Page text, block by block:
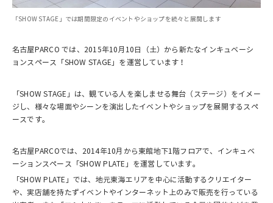
「SHOW STAGE」では期間限定のイベントやショップを続々と展開します
名古屋PARCO では、2015年10月10日（土）から新たなインキュベーシ
ョンスペース「SHOW STAGE」を運営しています！
「SHOW STAGE」は、観ている人を楽しませる舞台（ステージ）をイメー
ジし、様々な場面やシーンを演出したイベントやショップを展開するスペ
ースです。
名古屋PARCOでは、2014年10月から東館地下1階フロアで、インキュベ
ーションスペース「SHOW PLATE」を運営しています。
「SHOW PLATE」では、地元東海エリアを中心に活動するクリエイター
や、実店舗を持たずイベントやインターネット上のみで販売を行っている